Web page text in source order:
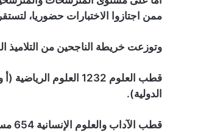
ممن اجتازوا الاختبارات حضوريا، لتستقر
وتوزعت خريطة الناجحين من التلاميذ
قطب العلوم 1232
الدولية).
قطب الآداب والعلوم الإنسانية 654 مسلك الآداب ومسلك العلوم الإنسانية.